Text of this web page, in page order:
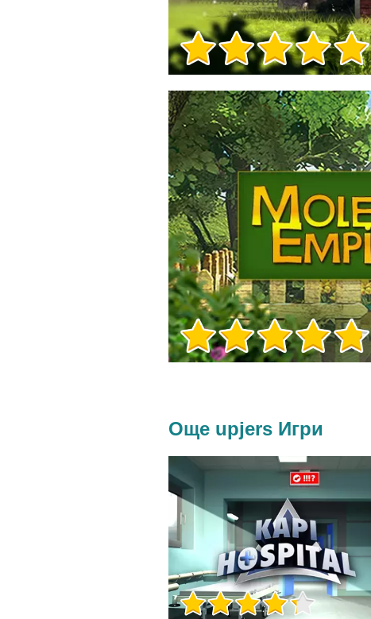
Игра Инфо
Игра Инфо
Игра Инфо
Още upjers Игри